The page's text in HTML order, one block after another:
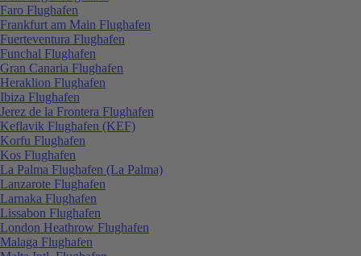
Faro Flughafen
Frankfurt am Main Flughafen
Fuerteventura Flughafen
Funchal Flughafen
Gran Canaria Flughafen
Heraklion Flughafen
Ibiza Flughafen
Jerez de la Frontera Flughafen
Keflavik Flughafen (KEF)
Korfu Flughafen
Kos Flughafen
La Palma Flughafen (La Palma)
Lanzarote Flughafen
Larnaka Flughafen
Lissabon Flughafen
London Heathrow Flughafen
Malaga Flughafen